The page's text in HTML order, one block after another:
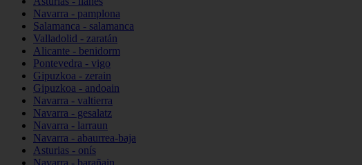
Navarra - pamplona
Salamanca - salamanca
Valladolid - zaratán
Alicante - benidorm
Pontevedra - vigo
Gipuzkoa - zerain
Gipuzkoa - andoain
Navarra - valtierra
Navarra - gesalatz
Navarra - larraun
Navarra - abaurrea-baja
Asturias - onís
Navarra - barañain